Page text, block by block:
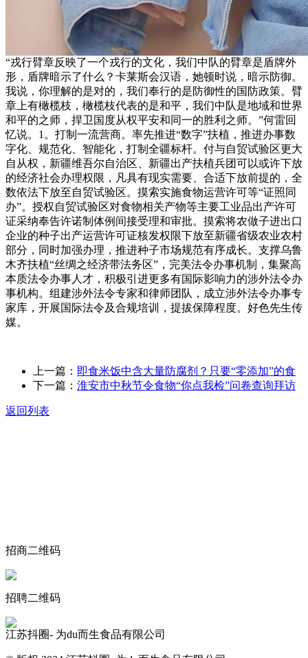
“戎行臂章反映了一个戎行的文化，我们中队的臂章是盾牌外
形，盾牌暗示了什么？卡莱斯会汉语，她顿时说，暗示防御。
我说，你理解的是对的，我们奉行的是防御性的国防政策。臂
章上有橄榄枝，橄榄枝代表的是和平，我们中队是地域和世界
和平的之师，捍卫国度从权平安和同一的胜利之师。”何雷回
忆说。1。打制一流营商。率先推进“数字”扶植，推进办事数
字化、规范化、智能化，打制全疆标杆。付与自贸试验区更大
自从权，新疆维吾尔自治区、新疆出产扶植兵团可以或许下放
的经济社会办理权限，凡具有现实需要、合适下放前提的，全
数依法下放至自贸试验区。摸索实施食物运营许可等“证照同
办”。授权自贸试验区对食物相关产物等主要工业品出产许可
证采纳奉告许诺制体例间接受理和审批。摸索将农做子进出口
企业的种子出产运营许可证核发权限下放至新疆省级农业农村
部分，同时加强办理，推进种子市场规范有序成长。支撑乌鲁
木齐扶植“丝绸之经济带法务区”，完美法令办事机制，集聚高
本质法令办事人才，积极引进更多有国际影响力的涉外法令办
事机构。组建涉外法令专家和律师团队，成立涉外法令办事专
家库，开展国际法令及合规培训，提拔保障程度。好色先生传
媒。
上一篇： 即食米饭中含大量防腐剂？只要“零添加”的食
下一篇： 淮安市中秋节令食物“你点我检”问卷查询拜访
返回列表
招商二维码
招聘二维码
江苏抖圈- 为du而生食品有限公司